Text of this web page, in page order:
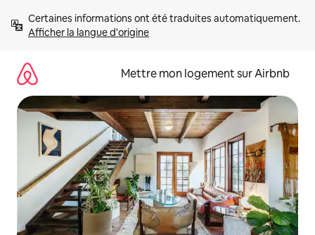
directement
Afficher la langue d'origine
Mettre mon logement sur Airbnb